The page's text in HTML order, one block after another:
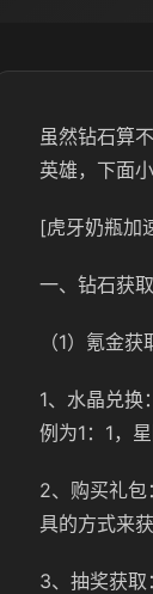
虽然钻石算
英雄，下面
[虎牙奶瓶加
一、钻石获
（1）氪金获
1、水晶兑换
例为1：1，
2、购买礼
具的方式来
3、抽奖获取